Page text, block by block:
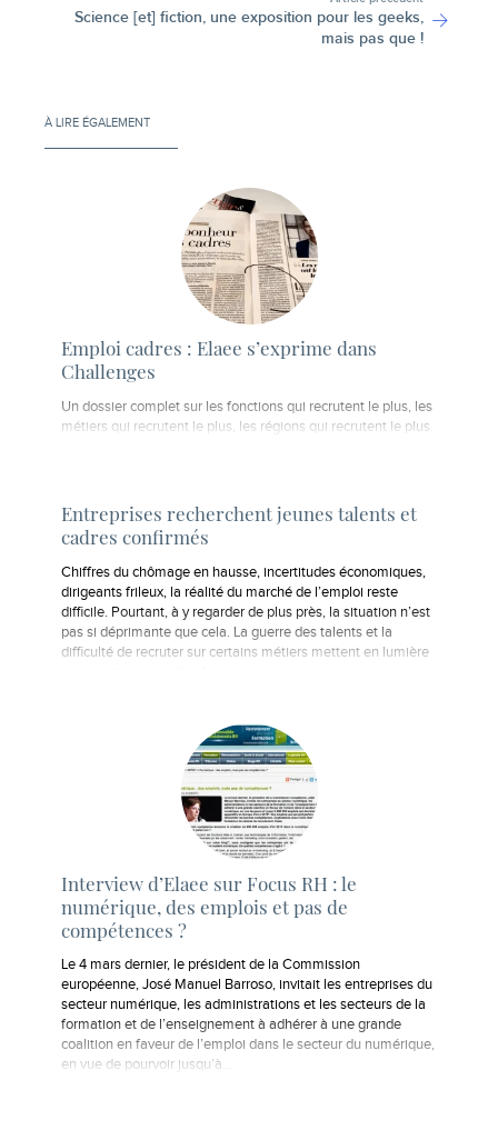
Science [et] fiction, une exposition pour les geeks,
mais pas que !
À LIRE ÉGALEMENT
Emploi cadres : Elaee s’exprime dans
Challenges
Un dossier complet sur les fonctions qui recrutent le plus, les
métiers qui recrutent le plus, les régions qui recrutent le plus.
Entreprises recherchent jeunes talents et
cadres confirmés
Chiffres du chômage en hausse, incertitudes économiques,
dirigeants frileux, la réalité du marché de l’emploi reste
difficile. Pourtant, à y regarder de plus près, la situation n’est
pas si déprimante que cela. La guerre des talents et la
difficulté de recruter sur certains métiers mettent en lumière
Interview d’Elaee sur Focus RH : le
numérique, des emplois et pas de
compétences ?
Le 4 mars dernier, le président de la Commission
européenne, José Manuel Barroso, invitait les entreprises du
secteur numérique, les administrations et les secteurs de la
formation et de l’enseignement à adhérer à une grande
coalition en faveur de l’emploi dans le secteur du numérique,
en vue de pourvoir jusqu’à…